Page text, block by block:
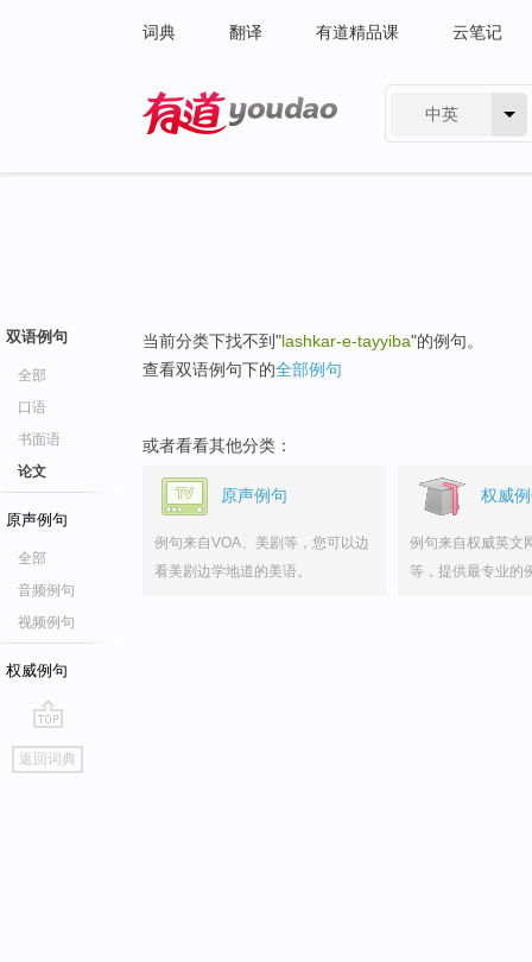
词典 翻译 有道精品课 云笔记
中英
双语例句
全部
口语
书面语
论文
原声例句
全部
音频例句
视频例句
权威例句
go
top
返回词典
当前分类下找不到"lashkar-e-tayyiba"的例句。
查看双语例句下的全部例句
或者看看其他分类：
原声例句
例句来自VOA、美剧等，您可以边
看美剧边学地道的美语。
权威
例句来自权威英文
等，提供最专业的